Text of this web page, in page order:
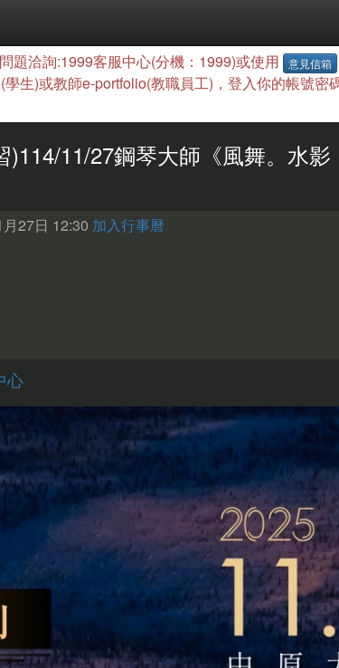
題洽詢:1999客服中心(分機：1999)或使用
意見信箱
生)或教師e-portfolio(教職員工)，登入你的帳號密
11/27鋼琴大師《風舞。水影
27日 12:30 加入行事曆
心